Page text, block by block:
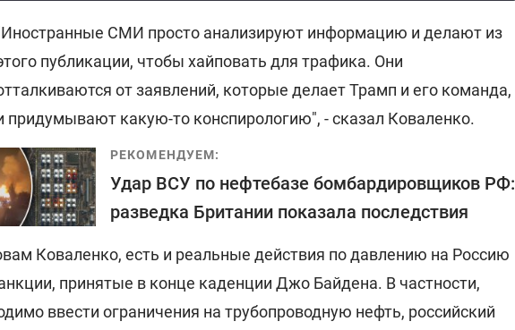
СМИ просто анализируют информацию и делают из
публикации, чтобы хайповать для трафика. Они
от заявлений, которые делает Трамп и его команда,
придумывают какую-то конспирологию", - сказал Коваленко.
РЕКОМЕНДУЕМ:
Удар ВСУ по нефтебазе бомбардировщиков РФ:
разведка Британии показала последствия
Коваленко, есть и реальные действия по давлению на Россию
принятые в конце каденции Джо Байдена. В частности,
ввести ограничения на трубопроводную нефть, российский